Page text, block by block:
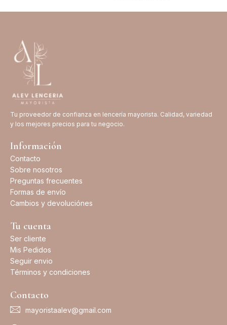
Tu proveedor de confianza en lencería mayorista. Calidad, variedad
y los mejores precios para tu negocio.
Información
Contacto
Sobre nosotros
Preguntas frecuentes
Formas de envío
Cambios y devoluciónes
Tu cuenta
Ser cliente
Mis Pedidos
Seguir envio
Términos y condiciones
Contacto
mayoristaalev@gmail.com